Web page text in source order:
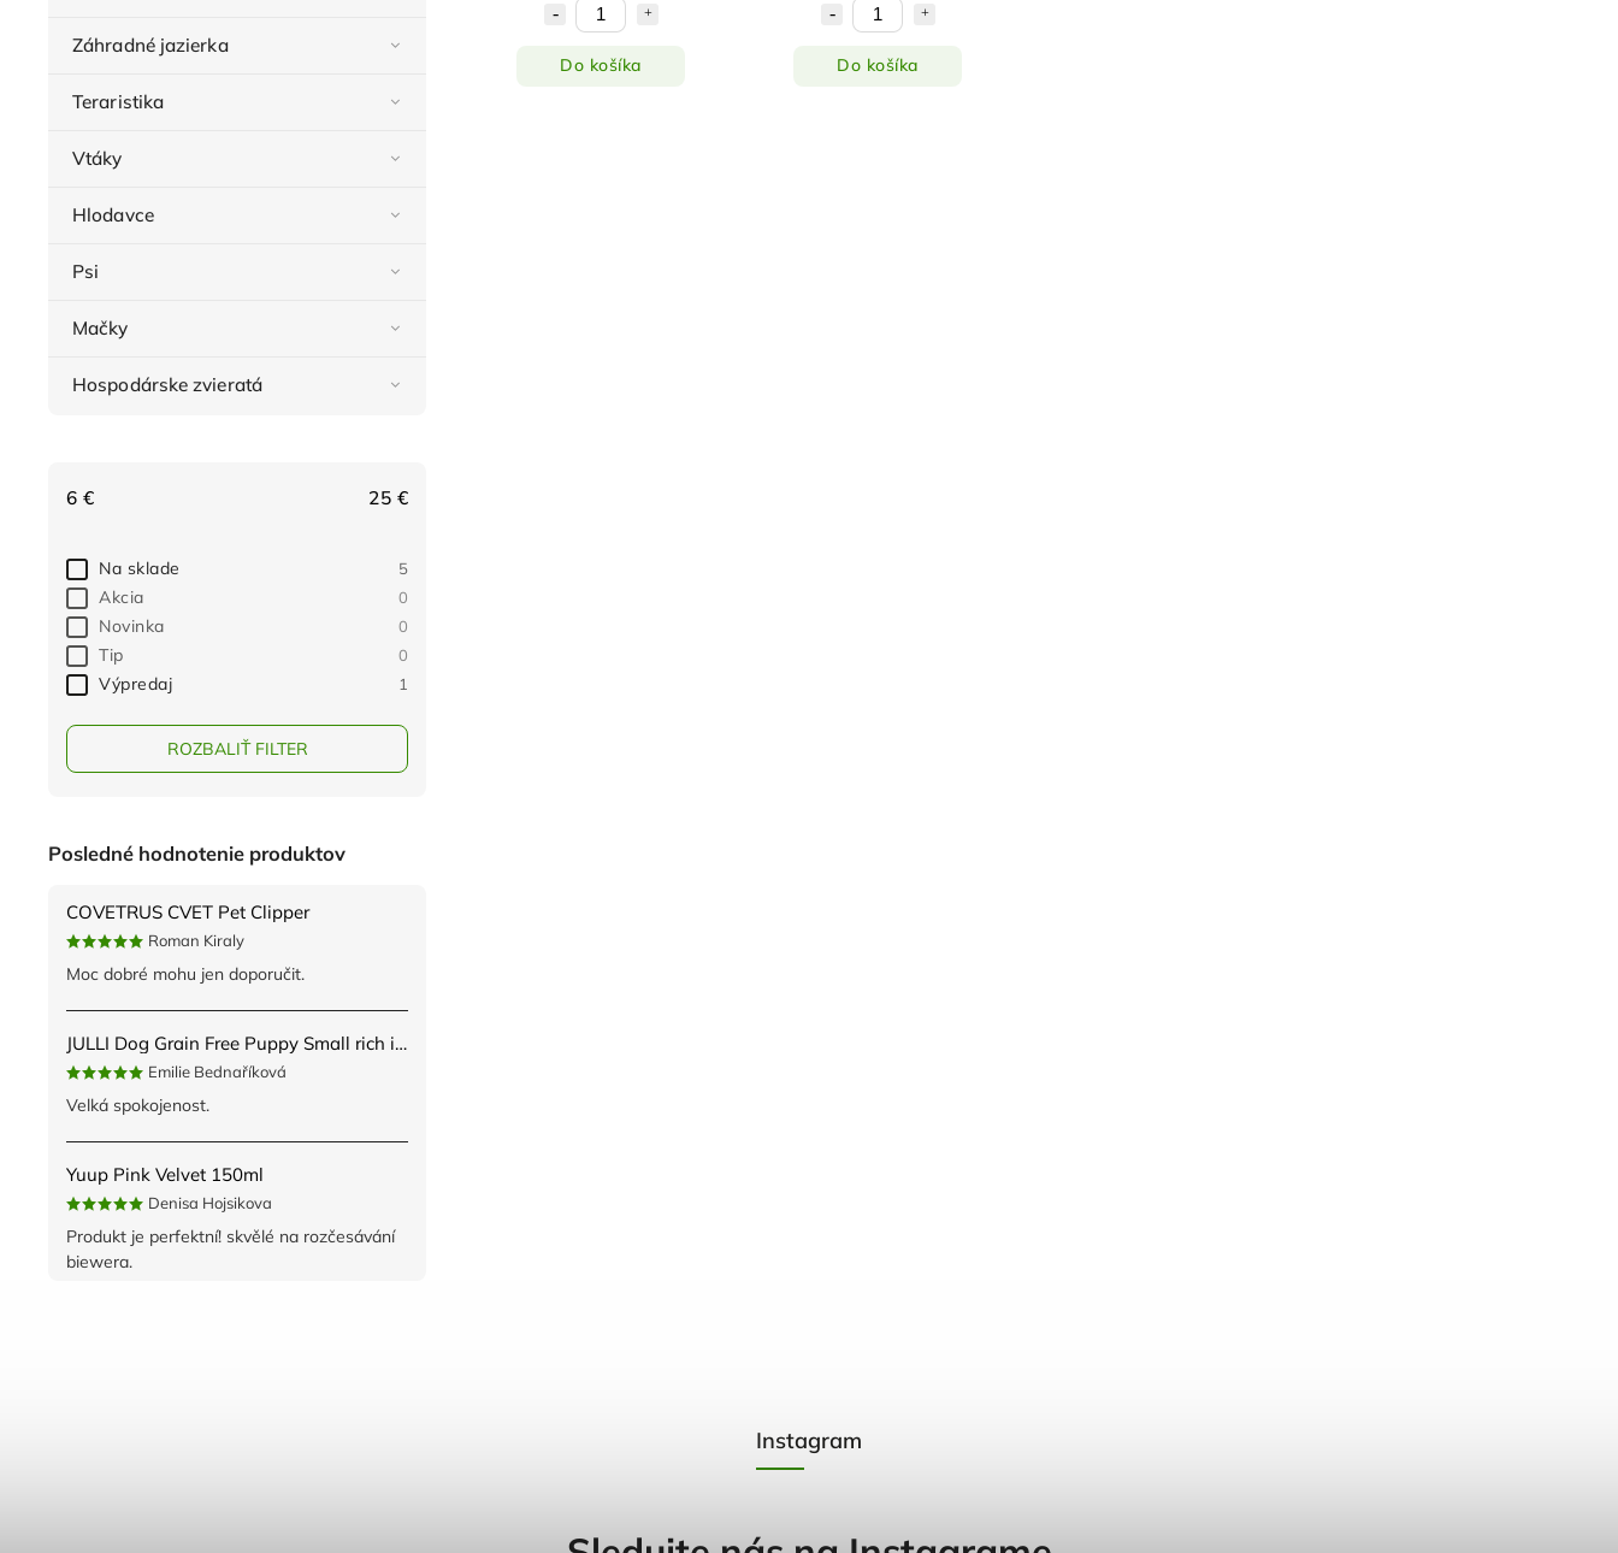
Záhradné jazierka
Teraristika
Vtáky
Hlodavce
Psi
Mačky
Hospodárske zvieratá
6 € 25 €
Na sklade 5
Akcia 0
Novinka 0
Tip 0
Výpredaj 1
ROZBALIŤ FILTER
Posledné hodnotenie produktov
COVETRUS CVET Pet Clipper
Roman Kiraly
Moc dobré mohu jen doporučit.
JULLI Dog Grain Free Puppy Small rich in fresh Turkey & Potato 2kg
Emilie Bednaříková
Velká spokojenost.
Yuup Pink Velvet 150ml
Denisa Hojsikova
Produkt je perfektní! skvělé na rozčesávání
biewera.
Do košíka Do košíka
Instagram